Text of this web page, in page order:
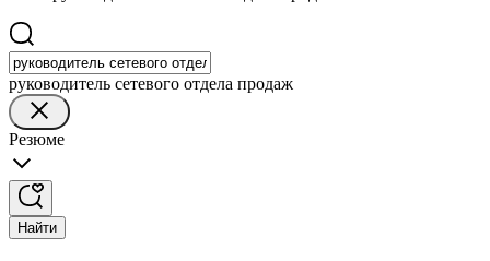
руководитель сетевого отдела продаж
Резюме
Найти